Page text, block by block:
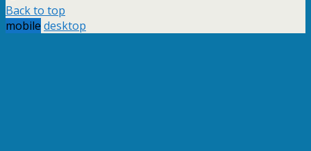
Back to top
mobile desktop